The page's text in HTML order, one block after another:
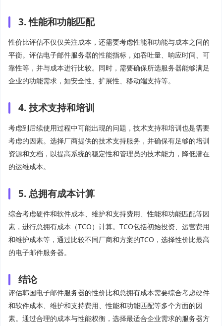
3. 性能和功能匹配
性价比评估不仅仅关注成本，还需要考虑性能和功能与成本之间的
平衡。评估电子邮件服务器的性能指标，如吞吐量、响应时间、可
靠性等，并与成本进行比较。同时，需要确保所选服务器能够满足
企业的功能需求，如安全性、扩展性、移动端支持等。
4. 技术支持和培训
考虑到后续使用过程中可能出现的问题，技术支持和培训也是需要
考虑的因素。选择厂商提供的技术支持服务，并确保有足够的培训
资源和文档，以提高系统的稳定性和管理员的技术能力，降低潜在
的运维成本。
5. 总拥有成本计算
综合考虑硬件和软件成本、维护和支持费用、性能和功能匹配等因
素，进行总拥有成本（TCO）计算。TCO包括初始投资、运营费用
和维护成本等，通过比较不同厂商和方案的TCO，选择性价比最高
的电子邮件服务器。
结论
评估韩国电子邮件服务器的性价比和总拥有成本需要综合考虑硬件
和软件成本、维护和支持费用、性能和功能匹配等多个方面的因
素。通过合理的成本与性能权衡，选择最适合企业需求的服务器方